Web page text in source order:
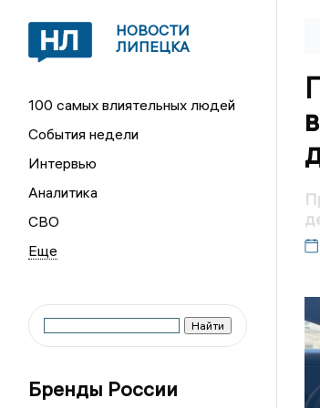
НОВОСТИ
ЛИПЕЦКА
100 самых влиятельных людей
События недели
Интервью
Аналитика
СВО
Бренды России